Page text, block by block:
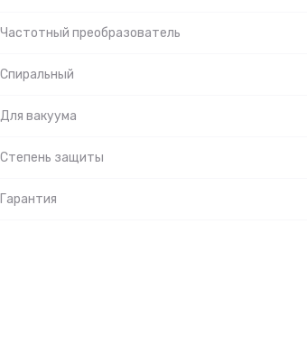
Частотный преобразователь
Спиральный
Для вакуума
Степень защиты
Гарантия